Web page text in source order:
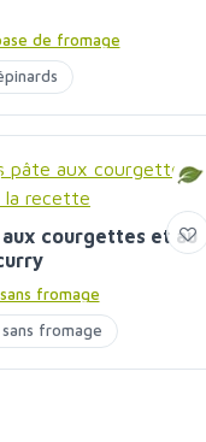
de fromage
aux courgettes et au
fromage
fromage